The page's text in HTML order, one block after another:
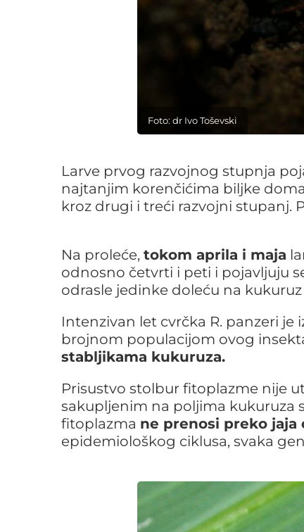
Foto: dr Ivo Toševski
Larve prvog razvojnog stupnja
najtanjim korenčićima biljke
kroz drugi i treći razvojni stupanj.
Na proleće, tokom aprila i maja
odnosno četvrti i peti i pojavljuju
odrasle jedinke doleću na
Intenzivan let cvrčka R. panzeri je
brojnom populacijom ovog
stabljikama kukuruza.
Prisustvo stolbur fitoplazme nije
sakupljenim na poljima kukuruza
fitoplazma ne prenosi preko jaja
epidemiološkog ciklusa, svaka